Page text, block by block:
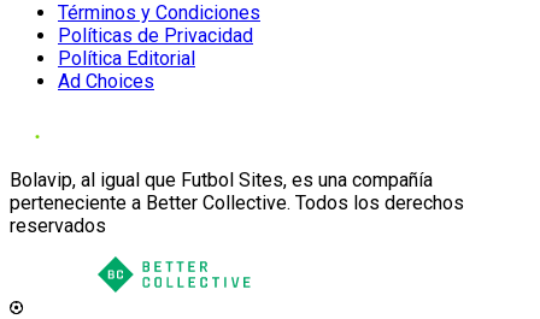
Términos y Condiciones
Políticas de Privacidad
Política Editorial
Ad Choices
Bolavip, al igual que Futbol Sites, es una compañía
perteneciente a Better Collective. Todos los derechos
reservados